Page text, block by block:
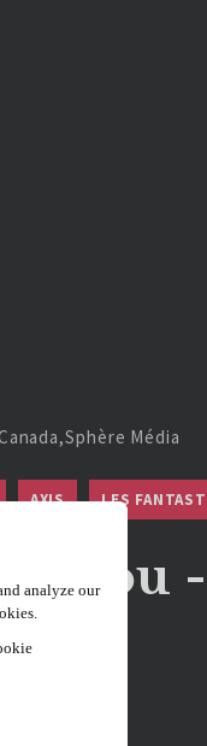
Média
AXIS LES
Binou